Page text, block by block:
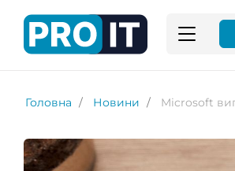
Головна Новини